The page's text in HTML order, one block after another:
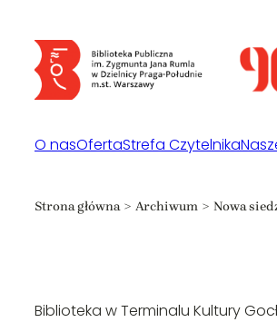
treści
O nasOfertaStrefa Czytelnika
Strona główna Archiwum Nowa
Biblioteka w Terminalu Kultury